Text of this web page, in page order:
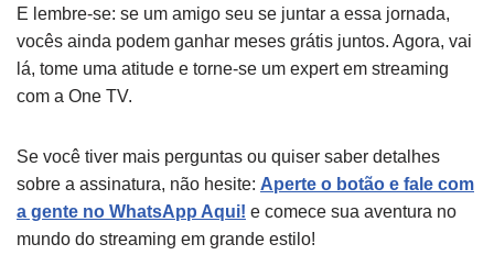
E lembre-se: se um amigo seu se juntar a essa jornada,
vocês ainda podem ganhar meses grátis juntos. Agora, vai
lá, tome uma atitude e torne-se um expert em streaming
com a One TV.
Se você tiver mais perguntas ou quiser saber detalhes
sobre a assinatura, não hesite: Aperte o botão e fale com
a gente no WhatsApp Aqui! e comece sua aventura no
mundo do streaming em grande estilo!